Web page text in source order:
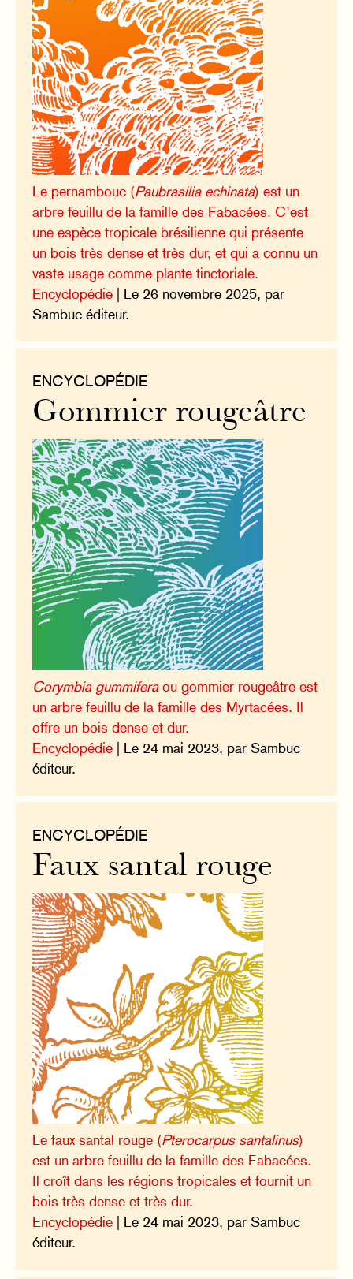
Le pernambouc (Paubrasilia echinata) est un
arbre feuillu de la famille des Fabacées. C’est
une espèce tropicale brésilienne qui présente
un bois très dense et très dur, et qui a connu un
vaste usage comme plante tinctoriale.
Encyclopédie | Le 26 novembre 2025, par
Sambuc éditeur.
ENCYCLOPÉDIE
Gommier rougeâtre
Corymbia gummiferaou gommier rougeâtre est
un arbre feuillu de la famille des Myrtacées. Il
offre un bois dense et dur.
Encyclopédie | Le 24 mai 2023, par Sambuc
éditeur.
ENCYCLOPÉDIE
Faux santal rouge
Le faux santal rouge (Pterocarpus santalinus)
est un arbre feuillu de la famille des Fabacées.
Il croît dans les régions tropicales et fournit un
bois très dense et très dur.
Encyclopédie | Le 24 mai 2023, par Sambuc
éditeur.